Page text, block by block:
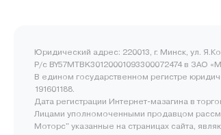
Юридический адрес: 220013, г. Минск, ул.
Р/с BY57MTBK30120001093300072474 в ЗАО
В едином государственном регистре
191601188.
Дата регистрации Интернет-мазагина в
Лицами уполномоченными продавцом
Моторс" указанные на страницах сайта,